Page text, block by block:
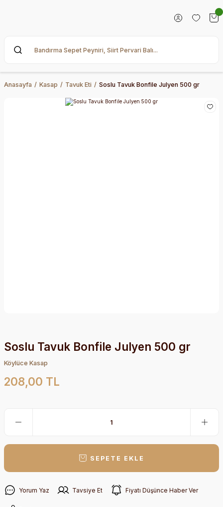
Anasayfa Kasap Tavuk Eti Soslu Tavuk Bonfile Julyen 500 gr
Soslu Tavuk Bonfile Julyen 500 gr
Köylüce Kasap
208,00 TL
SEPETE EKLE
Yorum Yaz Tavsiye Et Fiyatı Düşünce Haber Ver